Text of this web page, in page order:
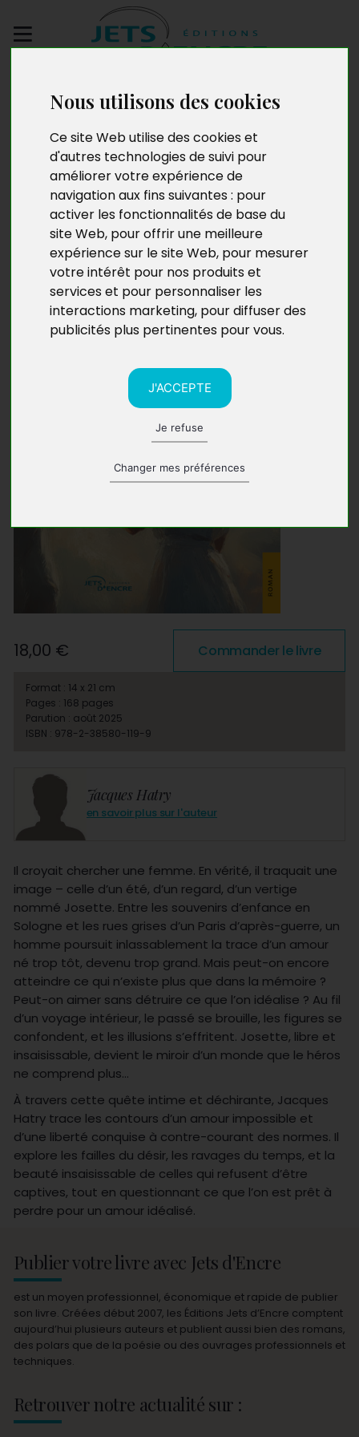
Nous utilisons des cookies
Ce site Web utilise des cookies et
d'autres technologies de suivi pour
améliorer votre expérience de
navigation aux fins suivantes : pour
activer les fonctionnalités de base du
site Web, pour offrir une meilleure
expérience sur le site Web, pour mesurer
votre intérêt pour nos produits et
services et pour personnaliser les
interactions marketing, pour diffuser des
publicités plus pertinentes pour vous.
J'ACCEPTE
Je refuse
Changer mes préférences
manuscrit
Josette Laudrac
Jacques Hatry
en savoir plus sur l'auteur
Il croyait chercher une femme. En vérité, il traquait une
image – celle d’un été, d’un regard, d’un vertige
nommé Josette. Entre les souvenirs d’enfance en
Sologne et les rues grises d’un Paris d’après-guerre, un
homme poursuit inlassablement la trace d’un amour
né trop tôt, devenu trop grand. Mais peut-on encore
atteindre ce qui n’existe plus que dans la mémoire ?
Peut-on aimer sans détruire ce que l’on idéalise ? Au fil
d’un voyage intérieur, le passé se brouille, les figures se
confondent, et les illusions s’effritent. Josette, libre et
insaisissable, devient le miroir d’un monde que le héros
ne comprend plus…
À travers cette quête intime et déchirante, Jacques
Hatry trace les contours d’un amour impossible et
d’une liberté conquise à contre-courant des normes. Il
explore les failles du désir, les ravages du temps, et la
beauté insaisissable de celles qui refusent d’être
captives, tout en questionnant ce que l’on est prêt à
perdre pour un amour idéalisé.
18,00 € Commander le livre
Format : 14 x 21 cm
Pages : 168 pages
Parution : août 2025
ISBN : 978-2-38580-119-9
Publier votre livre avec Jets d'Encre
est un moyen professionnel, économique et rapide de publier
son livre. Créées début 2007, les Éditions Jets d’Encre comptent
aujourd’hui plusieurs auteurs et publient aussi bien des romans,
des polars que de la poésie ou des ouvrages professionnels et
techniques.
Retrouver notre actualité sur :